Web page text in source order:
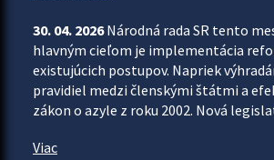
30. 04. 2026Národná rada SR tento
hlavným cieľom je implementácia
existujúcich postupov. Napriek
pravidiel medzi členskými štátmi a
zákon o azyle z roku 2002. Nová
Viac